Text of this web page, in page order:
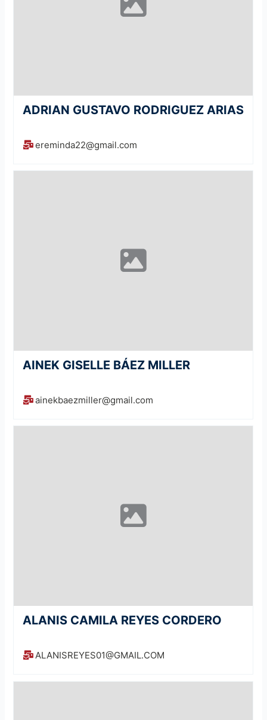
ADRIAN GUSTAVO RODRIGUEZ ARIAS
ereminda22@gmail.com
AINEK GISELLE BÁEZ MILLER
ainekbaezmiller@gmail.com
ALANIS CAMILA REYES CORDERO
ALANISREYES01@GMAIL.COM